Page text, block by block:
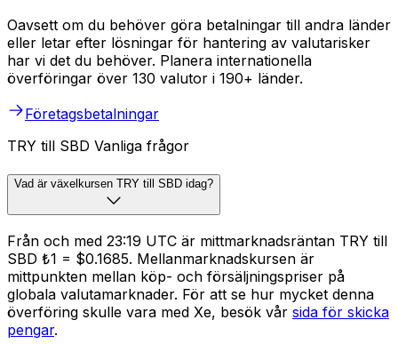
Oavsett om du behöver göra betalningar till andra länder
eller letar efter lösningar för hantering av valutarisker
har vi det du behöver. Planera internationella
överföringar över 130 valutor i 190+ länder.
Företagsbetalningar
TRY till SBD Vanliga frågor
Vad är växelkursen TRY till SBD idag?
Från och med 23:19 UTC är mittmarknadsräntan TRY till
SBD ₺1 = $0.1685. Mellanmarknadskursen är
mittpunkten mellan köp- och försäljningspriser på
globala valutamarknader. För att se hur mycket denna
överföring skulle vara med Xe, besök vår sida för skicka
pengar.